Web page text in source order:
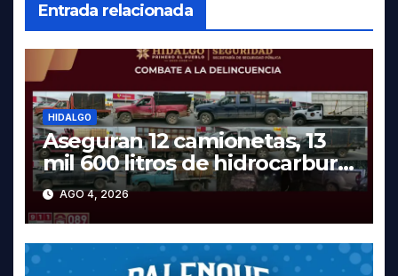
Entrada relacionada
HIDALGO
Aseguran 12 camionetas, 13
mil 600 litros de hidrocarburo
y dos vehículos robados en
Tula
AGO 4, 2026